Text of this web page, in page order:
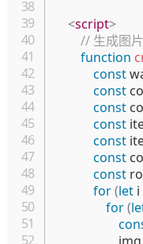
<script>
// 生成图
function
const
const
const
const
const
const
const
for(let i
for(